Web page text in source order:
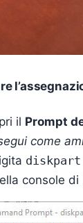
il Prompt
come
diskpart
console di